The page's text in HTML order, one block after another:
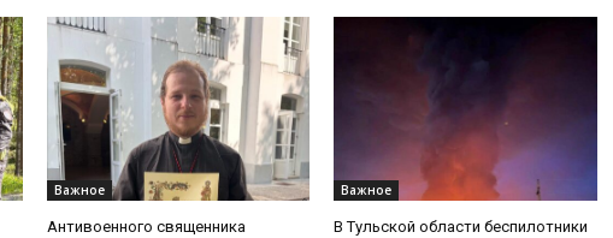
Важное
Антивоенного священника
Важное
В Тульской области беспилотники